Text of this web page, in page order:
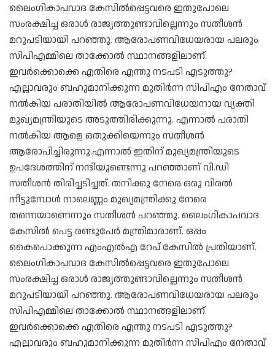
ലൈംഗികാപവാദ കേസില്‍പ്പെട്ടവരെ ഇതുപോലെ
സംരക്ഷിച്ച ഒരാള്‍ രാജ്യത്തുണ്ടാവില്ലെന്നും സതീശന്‍
മറുപടിയായി പറഞ്ഞു. ആരോപണവിധേയരായ പലരും
സിപിഎമ്മിലെ താക്കോല്‍ സ്ഥാനങ്ങളിലാണ്.
ഇവര്‍ക്കൊക്കെ എതിരെ എന്തു നടപടി എടുത്തു?
എല്ലാവരും ബഹുമാനിക്കുന്ന മുതിര്‍ന്ന സിപിഎം നേതാവ്
നല്‍കിയ പരാതിയില്‍ ആരോപണവിധേയനായ വ്യക്തി
മുഖ്യമന്ത്രിയുടെ അടുത്തിരിക്കുന്നു. എന്നാല്‍ പരാതി
നല്‍കിയ ആളെ ഒതുക്കിയെന്നും സതീശന്‍
ആരോപിച്ചിരുന്നു.എന്നാല്‍ ഇതിന് മുഖ്യമന്ത്രിയുടെ
ഉപദേശത്തിന് നന്ദിയുണ്ടെന്നു പറഞ്ഞാണ് വി.ഡി
സതീശന്‍ തിരിച്ചടിച്ചത്. തനിക്കു നേരെ ഒരു വിരല്‍
നീട്ടുമ്പോള്‍ നാലെണ്ണം മുഖ്യമന്ത്രിക്കു നേരെ
തന്നെയാണെന്നും സതീശന്‍ പറഞ്ഞു. ലൈംഗികാപവാദ
കേസില്‍ പെട്ട രണ്ടുപേര്‍ മന്ത്രിമാരാണ്. ഒപ്പം
കൈപൊക്കുന്ന എംഎല്‍എ റേപ് കേസില്‍ പ്രതിയാണ്.
ലൈംഗികാപവാദ കേസില്‍പ്പെട്ടവരെ ഇതുപോലെ
സംരക്ഷിച്ച ഒരാള്‍ രാജ്യത്തുണ്ടാവില്ലെന്നും സതീശന്‍
മറുപടിയായി പറഞ്ഞു. ആരോപണവിധേയരായ പലരും
സിപിഎമ്മിലെ താക്കോല്‍ സ്ഥാനങ്ങളിലാണ്.
ഇവര്‍ക്കൊക്കെ എതിരെ എന്തു നടപടി എടുത്തു?
എല്ലാവരും ബഹുമാനിക്കുന്ന മുതിര്‍ന്ന സിപിഎം നേതാവ്